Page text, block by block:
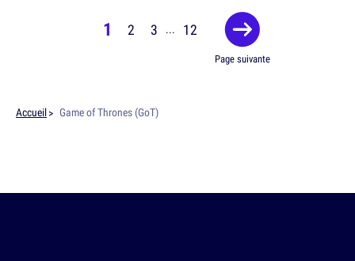
1 2 3 ... 12
Page suivante
Accueil Game of Thrones (GoT)